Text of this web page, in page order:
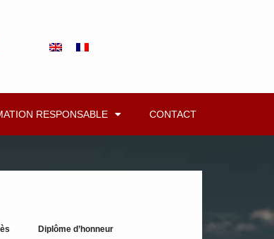
RESPONSABLE CONTACT
Diplôme d’honneur